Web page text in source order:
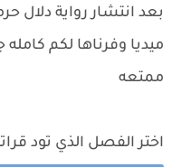
بعد انتشار رواية
ميديا وفرناها لكم
ممتعه
اختر الفصل الذي تود